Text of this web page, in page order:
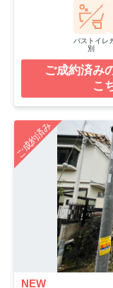
バストイレ
別
ご成約済み
こ
ご成約済み
NEW